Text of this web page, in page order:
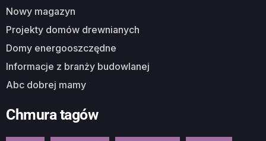
Nowy magazyn
Projekty domów drewnianych
Domy energooszczędne
Informacje z branży budowlanej
Abc dobrej mamy
Chmura tagów